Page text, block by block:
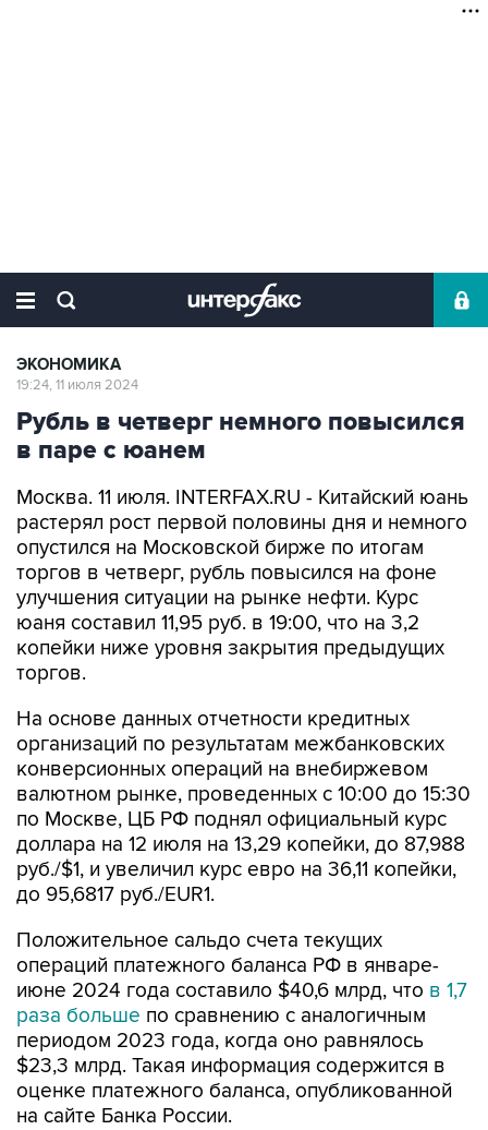
ЭКОНОМИКА
19:24, 11 июля 2024
Рубль в четверг немного повысился
в паре с юанем
Москва. 11 июля. INTERFAX.RU - Китайский юань
растерял рост первой половины дня и немного
опустился на Московской бирже по итогам
торгов в четверг, рубль повысился на фоне
улучшения ситуации на рынке нефти. Курс
юаня составил 11,95 руб. в 19:00, что на 3,2
копейки ниже уровня закрытия предыдущих
торгов.
На основе данных отчетности кредитных
организаций по результатам межбанковских
конверсионных операций на внебиржевом
валютном рынке, проведенных с 10:00 до 15:30
по Москве, ЦБ РФ поднял официальный курс
доллара на 12 июля на 13,29 копейки, до 87,988
руб./$1, и увеличил курс евро на 36,11 копейки,
до 95,6817 руб./EUR1.
Положительное сальдо счета текущих
операций платежного баланса РФ в январе-
июне 2024 года составило $40,6 млрд, что в 1,7
раза больше по сравнению с аналогичным
периодом 2023 года, когда оно равнялось
$23,3 млрд. Такая информация содержится в
оценке платежного баланса, опубликованной
на сайте Банка России.